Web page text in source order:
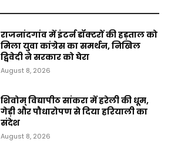
राजनांदगांव में इंटर्न डॉक्टरों की हड़ताल को
मिला युवा कांग्रेस का समर्थन, निखिल
द्विवेदी ने सरकार को घेरा
August 8, 2026
शिवोम् विद्यापीठ सांकरा में हरेली की धूम,
गेड़ी और पौधारोपण से दिया हरियाली का
संदेश
August 8, 2026